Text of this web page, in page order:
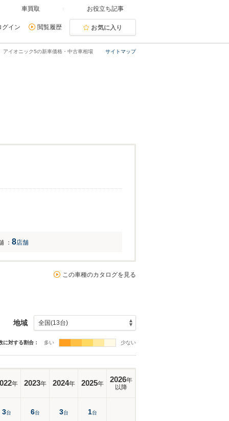
車買取 お役立ち記事
グイン 閲覧履歴 お気に入り
サイトマップ
アイオニック5の新車価格・中古車相場
： 8店舗
この車種のカタログを見る
地域
に対する割合： 多い 少ない
年 2023年 2024年 2025年 2026年
以降
3台 6台 3台 1台